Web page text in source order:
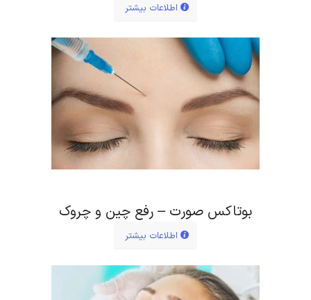
اطلاعات بیشتر
بوتاکس صورت – رفع چین و چروک
اطلاعات بیشتر